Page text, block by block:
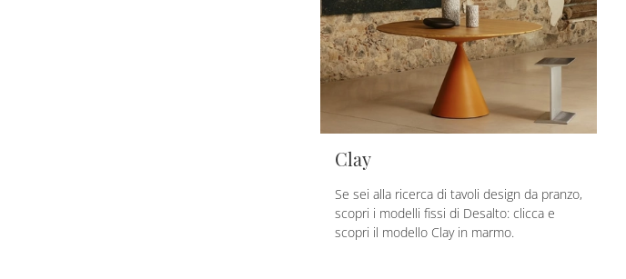
Clay
Se sei alla ricerca di tavoli design da pranzo,
scopri i modelli fissi di Desalto: clicca e
scopri il modello Clay in marmo.